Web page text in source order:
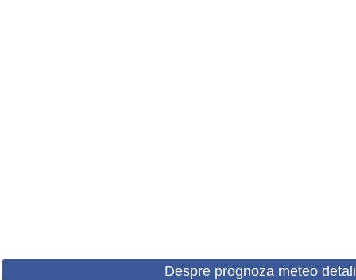
Despre prognoza meteo